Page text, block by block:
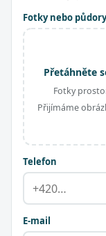
Fotky nebo
Přetáhněte
Fotky
Přijímáme
Telefon
E-mail